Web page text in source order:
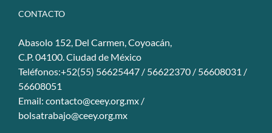
CONTACTO
Abasolo 152, Del Carmen, Coyoacán,
C.P. 04100. Ciudad de México
Teléfonos:+52(55) 56625447 / 56622370 / 56608031 /
56608051
Email: contacto@ceey.org.mx /
bolsatrabajo@ceey.org.mx